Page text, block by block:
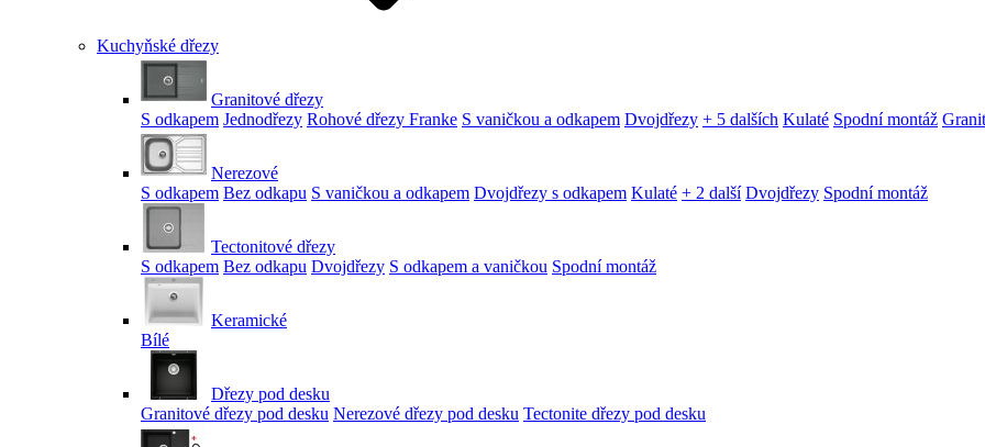
Kuchyňské dřezy
Granitové dřezy
S odkapem Jednodřezy Rohové dřezy Franke S vaničkou a odkapem Dvojdřezy + 5 dalších Kulaté Spodní montáž
Nerezové
S odkapem Bez odkapu S vaničkou a odkapem Dvojdřezy s odkapem Kulaté + 2 další Dvojdřezy Spodní montáž
Tectonitové dřezy
S odkapem Bez odkapu Dvojdřezy S odkapem a vaničkou Spodní montáž
Keramické
Bílé
Dřezy pod desku
Granitové dřezy pod desku Nerezové dřezy pod desku Tectonite dřezy pod desku